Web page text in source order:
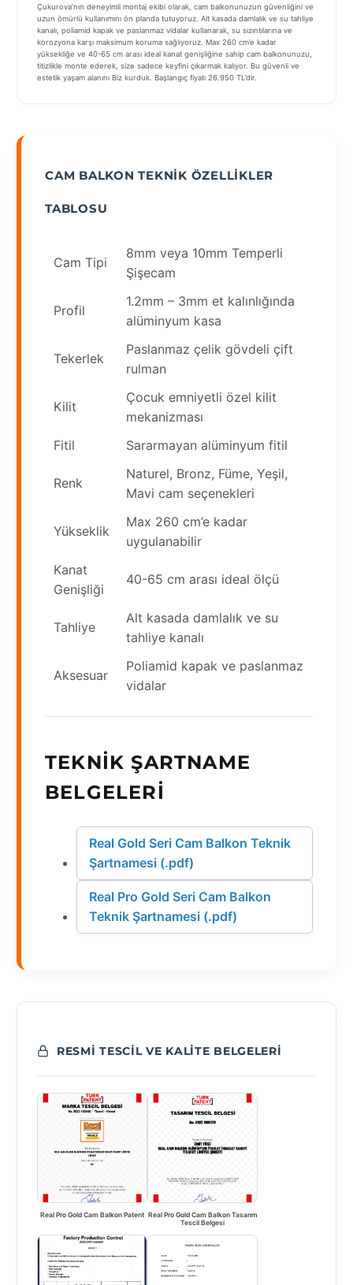
Çukurova’nın deneyimli montaj ekibi olarak, cam balkonunuzun güvenliğini ve
uzun ömürlü kullanımını ön planda tutuyoruz. Alt kasada damlalık ve su tahliye
kanalı, poliamid kapak ve paslanmaz vidalar kullanarak, su sızıntılarına ve
korozyona karşı maksimum koruma sağlıyoruz. Max 260 cm’e kadar
yüksekliğe ve 40-65 cm arası ideal kanat genişliğine sahip cam balkonunuzu,
titizlikle monte ederek, size sadece keyfini çıkarmak kalıyor. Bu güvenli ve
estetik yaşam alanını Biz kurduk. Başlangıç fiyatı 26.950 TL’dir.
CAM BALKON TEKNIK ÖZELLIKLER
TABLOSU
Cam Tipi
8mm veya 10mm Temperli
Şişecam
Profil
1.2mm – 3mm et kalınlığında
alüminyum kasa
Tekerlek
Paslanmaz çelik gövdeli çift
rulman
Kilit
Çocuk emniyetli özel kilit
mekanizması
Fitil
Sararmayan alüminyum fitil
Renk
Naturel, Bronz, Füme, Yeşil,
Mavi cam seçenekleri
Yükseklik
Max 260 cm’e kadar
uygulanabilir
Kanat
Genişliği
40-65 cm arası ideal ölçü
Tahliye
Alt kasada damlalık ve su
tahliye kanalı
Aksesuar
Poliamid kapak ve paslanmaz
vidalar
TEKNIK ŞARTNAME
BELGELERI
Real Gold Seri Cam Balkon Teknik
Şartnamesi (.pdf)
Real Pro Gold Seri Cam Balkon
Teknik Şartnamesi (.pdf)
RESMI TESCIL VE KALITE BELGELERI
Real Pro Gold Cam Balkon Patent Real Pro Gold Cam Balkon Tasarım
Tescil Belgesi